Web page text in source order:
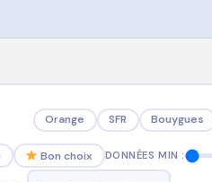
Orange SFR Bouygues
Bon choix DONNÉES MIN :